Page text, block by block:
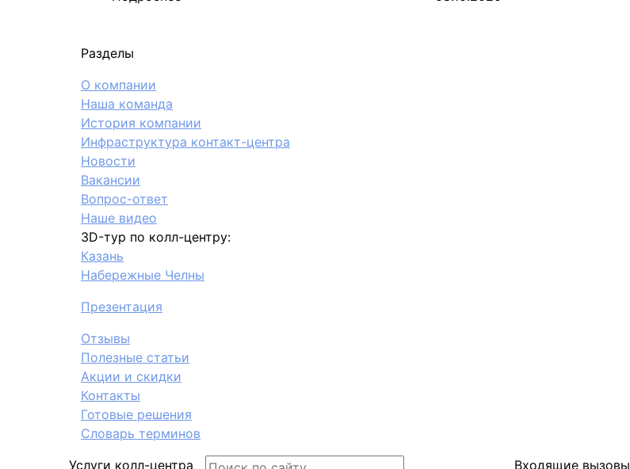
Разделы
О компании
Наша команда
История компании
Инфраструктура контакт-центра
Новости
Вакансии
Вопрос-ответ
Наше видео
3D-тур по колл-центру:
Казань
Набережные Челны
Презентация
Отзывы
Полезные статьи
Акции и скидки
Контакты
Готовые решения
Словарь терминов
Услуги колл-центра
Входящие вызовы